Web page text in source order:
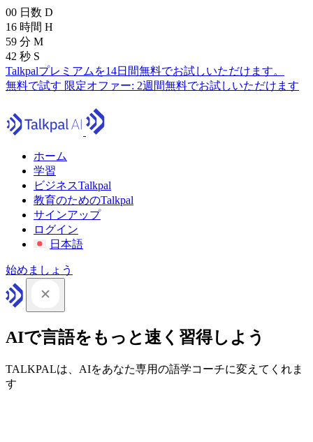
00 日数 D
16 時間 H
59 分 M
41 秒 S
Talkpalプレミアムを14日間無料でお試しいただけます。
無料で試す 限定オファー: 2週間無料でお試しいただけます
ホーム
学習
ビジネスTalkpal
教育のためのTalkpal
サインアップ
ログイン
日本語
始めましょう
AIで言語をもっと速く習得しよう
TALKPALは、AIをあなた専用の語学コーチに変えてくれま
す